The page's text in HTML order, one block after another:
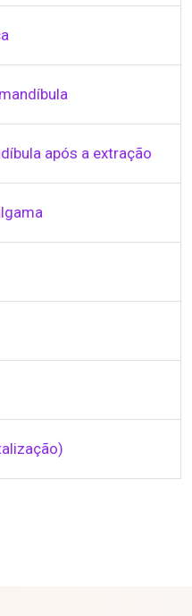
após a extração